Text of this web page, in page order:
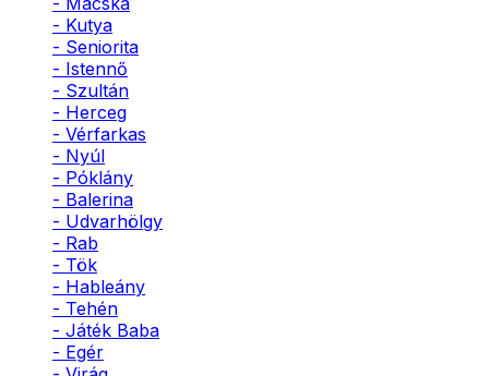
- Kutya
- Seniorita
- Istennő
- Szultán
- Herceg
- Vérfarkas
- Nyúl
- Póklány
- Balerina
- Udvarhölgy
- Rab
- Tök
- Hableány
- Tehén
- Játék Baba
- Egér